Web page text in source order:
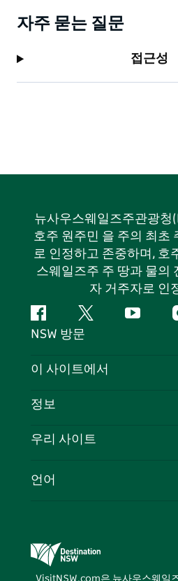
자주 묻는 질문
접근성
뉴사우스웨일즈주관광
호주 원주민 을 주의 최초
로 인정하고 존중하며, 호
스웨일즈주 주 땅과 물의
자 거주자로 인
페
이
북
지
다
유
NSW 방문
문의하기
쿠키 고지
이 사이트에서
목적지
이벤트
정보
여행 정보
뉴사우스웨일즈주 의 사업
우리 사이트
뉴사우스웨일즈주관광청
어 센터
언어
VisitNSW.com은 뉴사우스웨일